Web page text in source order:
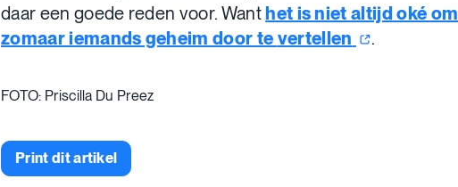
daar een goede reden voor. Wanthet is niet altijd oké om
zomaar iemands geheim door te vertellen .
FOTO: Priscilla Du Preez
Print dit artikel